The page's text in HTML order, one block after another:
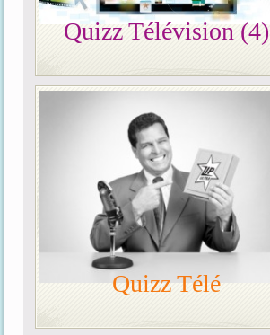
Quizz Télévision (4)
Quizz Télé